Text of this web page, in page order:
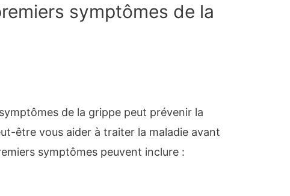
symptômes de la
de la grippe peut prévenir la
être vous aider à traiter la maladie avant
symptômes peuvent inclure :